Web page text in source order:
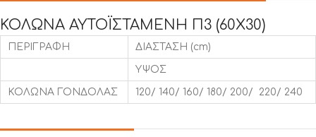
ΚΟΛΩΝΑ ΑΥΤΟΪΣΤΑΜΕΝΗ Π3 (60Χ30)
ΠΕΡΙΓΡΑΦΗ ΔΙΑΣΤΑΣΗ (cm)
ΥΨΟΣ
ΚΟΛΩΝΑ ΓΟΝΔΟΛΑΣ 120/ 140/ 160/ 180/ 200/ 220/ 240